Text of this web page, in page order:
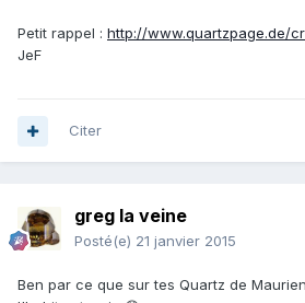
Petit rappel : http://www.quartzpage.de/
JeF
Citer
greg la veine
Posté(e) 21 janvier 2015
Ben par ce que sur tes Quartz de